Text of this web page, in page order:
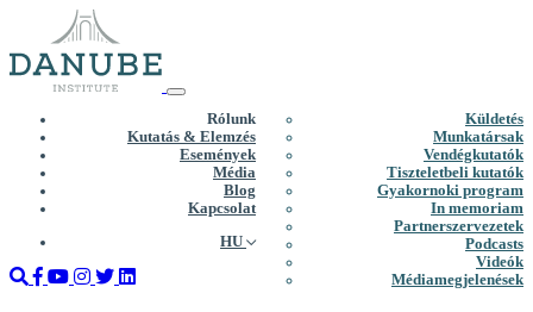
Rólunk
Küldetés
Munkatársak
Vendégkutatók
Tiszteletbeli kutatók
Gyakornoki program
In memoriam
Partnerszervezetek
Kutatás & Elemzés
Események
Média
Podcasts
Videók
Médiamegjelenések
Blog
Kapcsolat
HU